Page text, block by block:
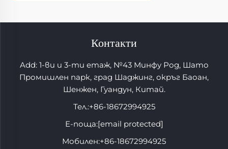
Контакти
Add: 1-ви и 3-ти етаж, №43 Минфу Род, Шато
Промишлен парк, град Шаджинг, окръг Баоан,
Шенжен, Гуандун, Китай.
Тел.:+86-18672994925
Е-поща:[email protected]
Мобилен:+86-18672994925